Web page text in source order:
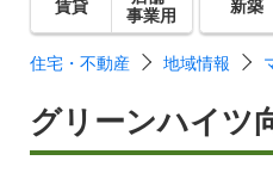
賃貸
事業用
新築
住宅・不動産 地域情報
グリーンハイツ